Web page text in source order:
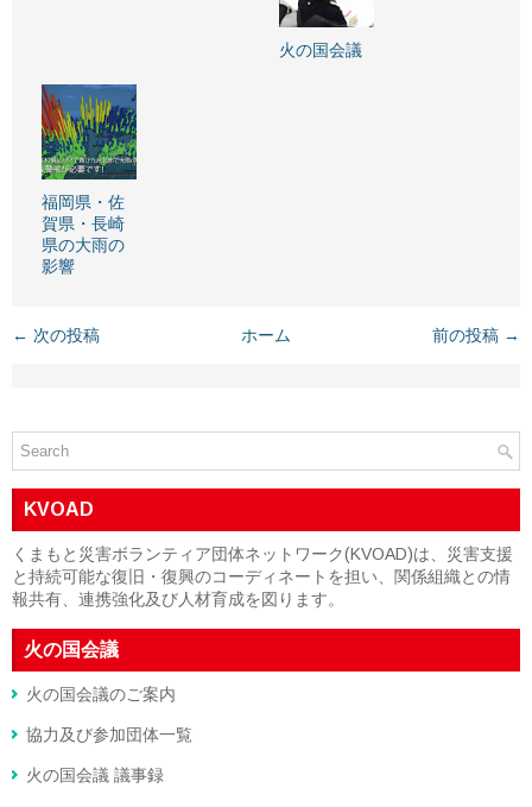
火の国会議
福岡県・佐
賀県・長崎
県の大雨の
影響
← 次の投稿 前の投稿 →
ホーム
KVOAD
くまもと災害ボランティア団体ネットワーク(KVOAD)は、災害支援
と持続可能な復旧・復興のコーディネートを担い、関係組織との情
報共有、連携強化及び人材育成を図ります。
火の国会議
火の国会議のご案内
協力及び参加団体一覧
火の国会議 議事録